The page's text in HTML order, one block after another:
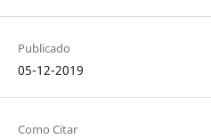
Publicado
05-12-2019
Como Citar